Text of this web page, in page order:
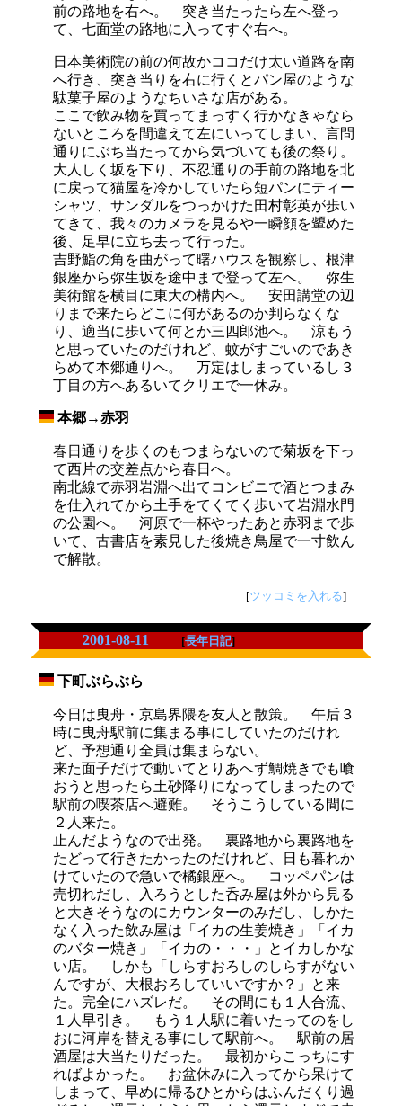
前の路地を右へ。 突き当たったら左へ登っ
て、七面堂の路地に入ってすぐ右へ。
日本美術院の前の何故かココだけ太い道路を南
へ行き、突き当りを右に行くとパン屋のような
駄菓子屋のようなちいさな店がある。
ここで飲み物を買ってまっすく行かなきゃなら
ないところを間違えて左にいってしまい、言問
通りにぶち当たってから気づいても後の祭り。
大人しく坂を下り、不忍通りの手前の路地を北
に戻って猫屋を冷かしていたら短パンにティー
シャツ、サンダルをつっかけた田村彰英が歩い
てきて、我々のカメラを見るや一瞬顔を顰めた
後、足早に立ち去って行った。
吉野鮨の角を曲がって曙ハウスを観察し、根津
銀座から弥生坂を途中まで登って左へ。 弥生
美術館を横目に東大の構内へ。 安田講堂の辺
りまで来たらどこに何があるのか判らなくな
り、適当に歩いて何とか三四郎池へ。 涼もう
と思っていたのだけれど、蚊がすごいのであき
らめて本郷通りへ。 万定はしまっているし３
丁目の方へあるいてクリエで一休み。
本郷→赤羽
春日通りを歩くのもつまらないので菊坂を下っ
て西片の交差点から春日へ。
南北線で赤羽岩淵へ出てコンビニで酒とつまみ
を仕入れてから土手をてくてく歩いて岩淵水門
の公園へ。 河原で一杯やったあと赤羽まで歩
いて、古書店を素見した後焼き鳥屋で一寸飲ん
で解散。
[ツッコミを入れる]
2001-08-11 [長年日記]
下町ぶらぶら
今日は曳舟・京島界隈を友人と散策。 午后３
時に曳舟駅前に集まる事にしていたのだけれ
ど、予想通り全員は集まらない。
来た面子だけで動いてとりあへず鯛焼きでも喰
おうと思ったら土砂降りになってしまったので
駅前の喫茶店へ避難。 そうこうしている間に
２人来た。
止んだようなので出発。 裏路地から裏路地を
たどって行きたかったのだけれど、日も暮れか
けていたので急いで橘銀座へ。 コッペパンは
売切れだし、入ろうとした呑み屋は外から見る
と大きそうなのにカウンターのみだし、しかた
なく入った飲み屋は「イカの生姜焼き」「イカ
のバター焼き」「イカの・・・」とイカしかな
い店。 しかも「しらすおろしのしらすがない
んですが、大根おろしていいですか？」と来
た。完全にハズレだ。 その間にも１人合流、
１人早引き。 もう１人駅に着いたってのをし
おに河岸を替える事にして駅前へ。 駅前の居
酒屋は大当たりだった。 最初からこっちにす
ればよかった。 お盆休みに入ってから呆けて
しまって、早めに帰るひとからはふんだくり過